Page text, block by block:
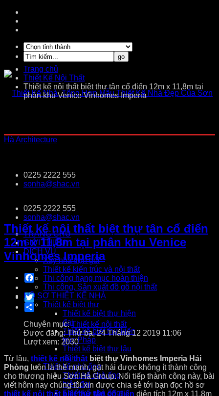
0225 2222 555
sonha@shac.vn
0225 2222 555
sonha@shac.vn
TRANG CHỦ
GIỚI THIỆU
DỊCH VỤ
Xây nhà trọn gói
Thiết kế kiến trúc và nội thất
Thi công hạng mục hoàn thiện
Thi công, Sản xuất đồ gỗ nội thất
HỒ SƠ THIẾT KẾ NHÀ
Thiết kế biệt thự
Thiết kế biệt thự hiện
đại
Thiết kế biệt thự kiến
trúc Pháp
Thiết kế biệt thự lâu
đài
Thiết kế nhà ống
Thiết kế nhà ống
hiện đại
Thiết kế nhà ống
Trang chủ
Thiết Kế Nội Thất
Thiết kế nội thất biệt thự tân cổ điển 12m x 11,8m tại
phân khu Venice Vinhomes Imperia
Thiết kế nội thất biệt thự tân cổ điển
12m x 11,8m tại phân khu Venice
Vinhomes Imperia
Facebook
Twitter
Share
Chuyên mục:Thiết kế nội thất
Được đăng: Thứ ba, 24 Tháng 12 2019 11:06
Lượt xem: 2030
Từ lâu, thiết kế nội thất biệt thự Vinhomes Imperia Hải
Phòng luôn là thế mạnh, gặt hái được không ít thành công
cho thương hiệu Sơn Hà Group. Nối tiếp thành công này, bài
viết hôm nay chúng tôi xin được chia sẻ tới bạn đọc hồ sơ
thiết kế nội thất biệt thự tân cổ điển diện tích 12m x 11,8m